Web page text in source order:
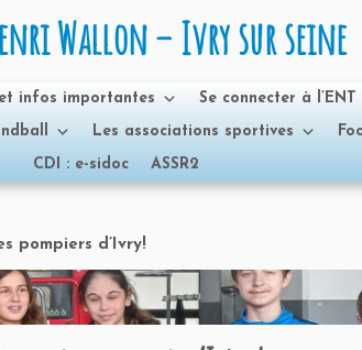
Wallon – Ivry sur seine
infos importantes Se connecter à l’ENT
Les associations sportives
CDI : e-sidoc
ASSR2
pompiers d’Ivry!